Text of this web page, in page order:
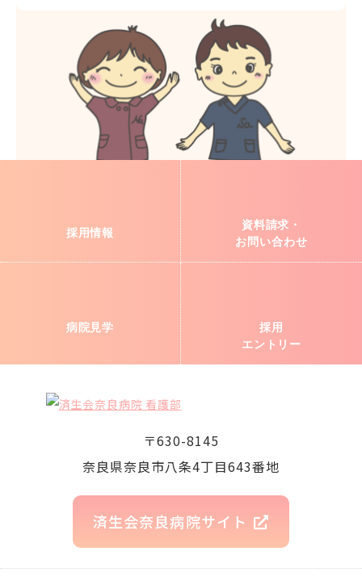
採用情報
資料請求・
お問い合わせ
病院見学
採用
エントリー
〒630-8145
奈良県奈良市八条4丁目643番地
済生会奈良病院サイト